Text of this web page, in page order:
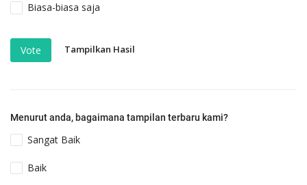
Biasa-biasa saja
Vote Tampilkan Hasil
Menurut anda, bagaimana tampilan terbaru kami?
Sangat Baik
Baik